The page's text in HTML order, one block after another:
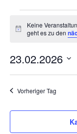
23.
Februar
2026
Hinweis
Keine
geht es zu den
23.02.2026
Datum
wählen.
Vorheriger Tag